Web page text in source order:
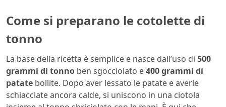
Come si preparano le cotolette di
tonno
La base della ricetta è semplice e nasce dall’uso di 500
grammi di tonno ben sgocciolato e400 grammi di
patate bollite. Dopo aver lessato le patate e averle
schiacciate ancora calde, si uniscono in una ciotola